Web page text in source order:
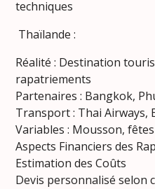
techniques
Thaïlande :
Réalité : Destination
rapatriements
Partenaires : Bangkok,
Transport : Thai Airways,
Variables : Mousson,
Aspects Financiers des
Estimation des Coûts
Devis personnalisé selon